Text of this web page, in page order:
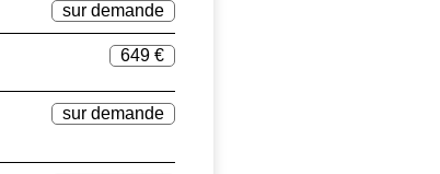
sur demande
649 €
sur demande